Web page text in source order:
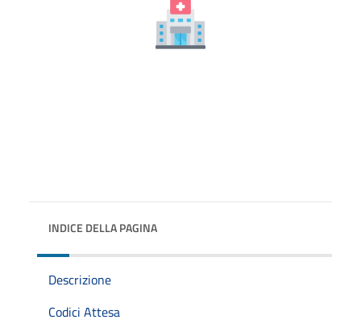
INDICE DELLA PAGINA
Descrizione
Codici Attesa